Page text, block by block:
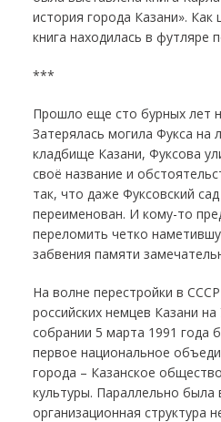
история города Казани». Как
книга находилась в футляре
***
Прошло еще сто бурных лет
Затерялась могила Фукса на
кладбище Казани, Фуксова
своё название и
так, что даже Фуксовский
переименован. И кому-то
переломить четко
забвения памяти
На волне перестройки в
российских немцев Казани
собрании 5 марта 1991 года
первое национальное
города – Казанское
культуры. Параллельно была
организационная структура